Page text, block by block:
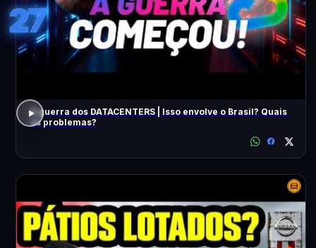
27
A guerra dos DATACENTERS | Isso envolve o Brasil? Quais
os problemas?